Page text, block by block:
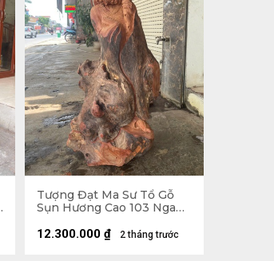
Tượng Đạt Ma Sư Tổ Gỗ
Sụn Hương Cao 103 Ngang
2 tháng trước
12.300.000 ₫